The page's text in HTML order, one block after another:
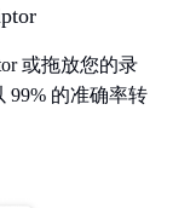
或拖放您的录
99% 的准确率转